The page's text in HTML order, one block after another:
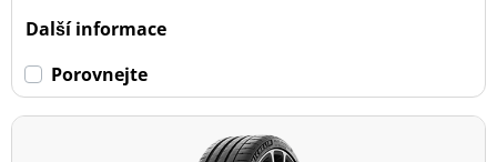
Další informace
Porovnejte